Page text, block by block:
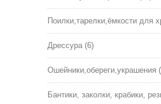
Поилки,тарелки,ёмкости для
Дрессура (6)
Ошейники,обереги,украшения
Бантики, заколки, крабики,